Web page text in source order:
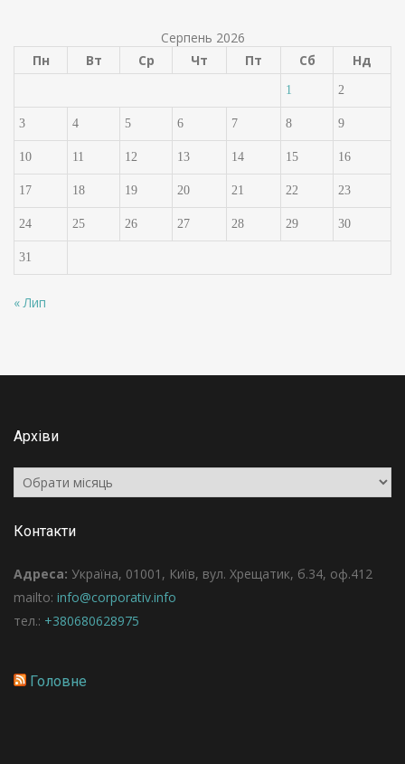
Серпень 2026
Пн
Вт Ср Чт Пт Сб Нд
1 2
3 4 5 6 7 8 9
10 11 12 13 14 15 16
17 18 19 20 21 22 23
24 25 26 27 28 29 30
31
« Лип
Архіви
Архіви
Контакти
Адреса: Україна, 01001, Київ, вул. Хрещатик, б.34, оф.412
mailto: info@corporativ.info
тел.: +380680628975
Головне